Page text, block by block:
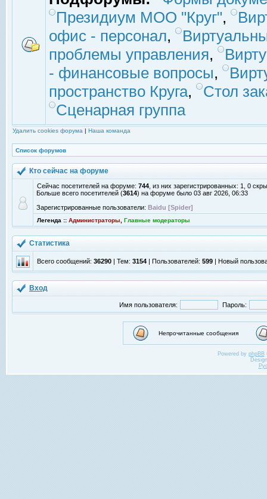
Президиум МОО "Круг",
офис - персонал,
проблемы управления,
- финансовые вопросы,
пространство Круга,
Стол
Сценарная группа
Удалить cookies форума | Наша команда
Список форумов
Кто сейчас на форуме
Сейчас посетителей на форуме: 744 , из них зарегистрированных: 1, 0
Больше всего посетителей (3614) на форуме было 03 авг 2026, 06:33
Зарегистрированные пользователи: Baidu [Spider]
Легенда :: Администраторы Главные модераторы
Статистика
Всего сообщений: 36290 | Тем: 3154 | Пользователей: 599 | Новый
Вход
Имя пользователя: Пароль:
Непрочитанные сообщения
Powered by phpBB